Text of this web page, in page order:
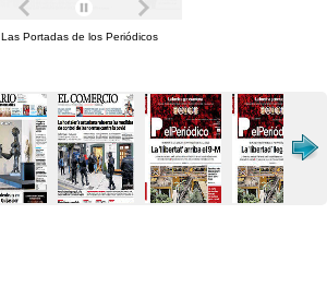
Las Portadas de los Periódicos